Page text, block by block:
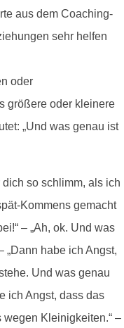
aus dem Coaching-
sehr helfen
oder
größere oder kleinere
„Und was genau ist
so schlimm, als ich
Kommens gemacht
– „Ah, ok. Und was
„Dann habe ich Angst,
Und was genau
ich Angst, dass das
Kleinigkeiten.“ –